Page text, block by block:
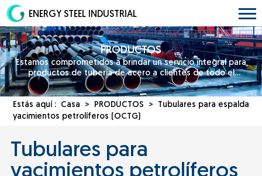
ENERGY STEEL INDUSTRIAL
PRODUCTOS
Estamos comprometidos a brindar un servicio integral para
productos de tubería de acero a clientes de todo el
mundo.
espalda
Estás aquí : Casa > PRODUCTOS > Tubulares para
yacimientos petrolíferos (OCTG)
Tubulares para